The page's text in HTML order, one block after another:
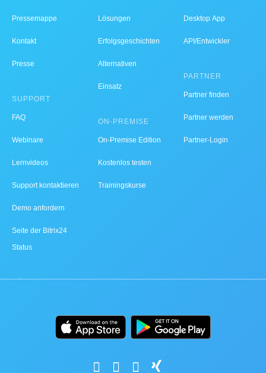
Pressemappe
Kontakt
Presse
SUPPORT
FAQ
Webinare
Lernvideos
Support kontaktieren
Demo anfordern
Seite der Bitrix24
Status
Lösungen
Erfolgsgeschichten
Alternativen
Einsatz
ON-PREMISE
On-Premise Edition
Kostenlos testen
Trainingskurse
Desktop App
API/Entwickler
PARTNER
Partner finden
Partner werden
Partner-Login